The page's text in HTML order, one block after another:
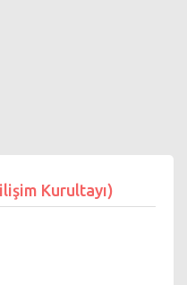
Kurultayı)